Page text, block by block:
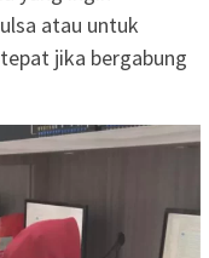
atau untuk
jika bergabung